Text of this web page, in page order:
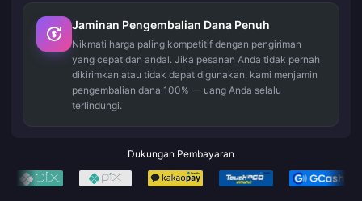
Jaminan Pengembalian Dana Penuh
Nikmati harga paling kompetitif dengan pengiriman
yang cepat dan andal. Jika pesanan Anda tidak pernah
dikirimkan atau tidak dapat digunakan, kami menjamin
pengembalian dana 100% — uang Anda selalu
terlindungi.
Dukungan Pembayaran